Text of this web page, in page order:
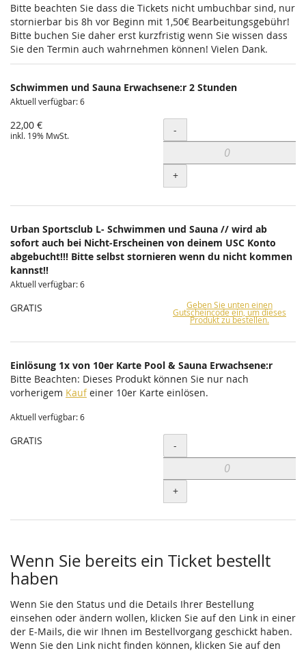
Bitte beachten Sie dass die Tickets nicht umbuchbar sind, nur
stornierbar bis 8h vor Beginn mit 1,50€ Bearbeitungsgebühr!
Bitte buchen Sie daher erst kurzfristig wenn Sie wissen dass
Sie den Termin auch wahrnehmen können! Vielen Dank.
Schwimmen und Sauna Erwachsene:r 2 Stunden
Aktuell verfügbar: 6
22,00 €
inkl. 19% MwSt. Menge
-
+
Urban Sportsclub L- Schwimmen und Sauna // wird ab
sofort auch bei Nicht-Erscheinen von deinem USC Konto
abgebucht!!! Bitte selbst stornieren wenn du nicht kommen
kannst!!
Aktuell verfügbar: 6
GRATIS Geben Sie unten einen
Gutscheincode ein, um dieses
Produkt zu bestellen.
Einlösung 1x von 10er Karte Pool & Sauna Erwachsene:r
Bitte Beachten: Dieses Produkt können Sie nur nach
vorherigem Kaufeiner 10er Karte einlösen.
Aktuell verfügbar: 6
GRATIS Menge
-
+
Wenn Sie bereits ein Ticket bestellt
haben
Wenn Sie den Status und die Details Ihrer Bestellung
einsehen oder ändern wollen, klicken Sie auf den Link in einer
der E-Mails, die wir Ihnen im Bestellvorgang geschickt haben.
Wenn Sie den Link nicht finden können, klicken Sie auf den